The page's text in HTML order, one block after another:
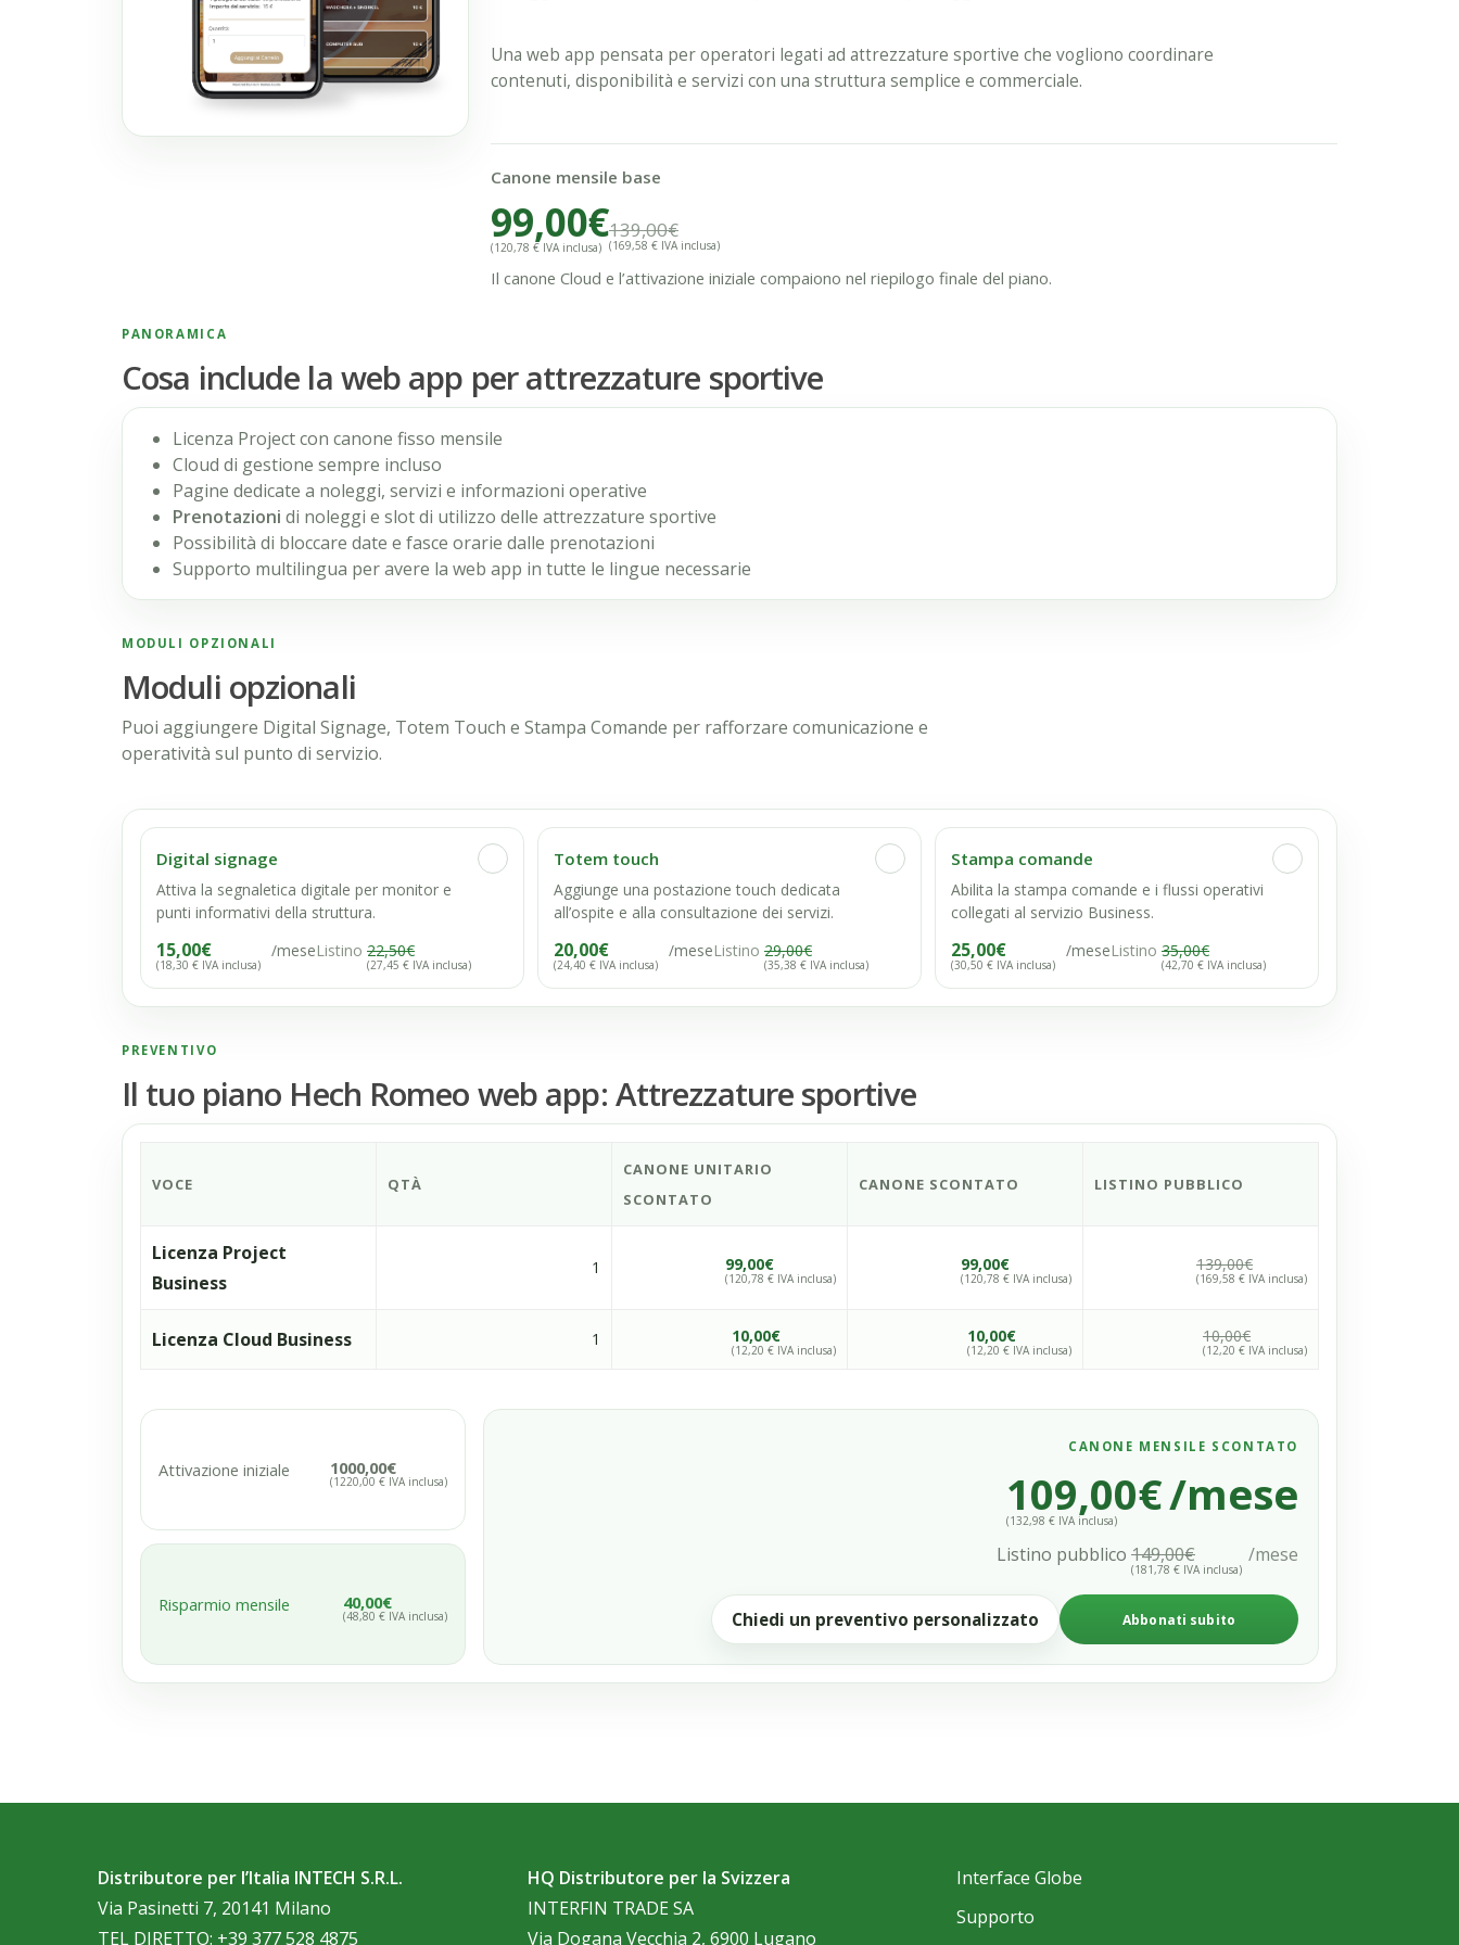
Una web app pensata per operatori legati ad attrezzature sportive che vogliono coordinare
contenuti, disponibilità e servizi con una struttura semplice e commerciale.
Canone mensile base
99,00€
(120,78 € IVA inclusa)
139,00€
(169,58 € IVA inclusa)
Il canone Cloud e l’attivazione iniziale compaiono nel riepilogo finale del piano.
PANORAMICA
Cosa include la web app per attrezzature sportive
Licenza Project con canone fisso mensile
Cloud di gestione sempre incluso
Pagine dedicate a noleggi, servizi e informazioni operative
Prenotazioni di noleggi e slot di utilizzo delle attrezzature sportive
Possibilità di bloccare date e fasce orarie dalle prenotazioni
Supporto multilingua per avere la web app in tutte le lingue necessarie
MODULI OPZIONALI
Moduli opzionali
Puoi aggiungere Digital Signage, Totem Touch e Stampa Comande per rafforzare comunicazione e
operatività sul punto di servizio.
Digital signage
Attiva la segnaletica digitale per monitor e
punti informativi della struttura.
15,00€
(18,30 € IVA inclusa)
/meseListino 22,50€
(27,45 € IVA inclusa)
Totem touch
Aggiunge una postazione touch dedicata
all’ospite e alla consultazione dei servizi.
20,00€
(24,40 € IVA inclusa)
/meseListino 29,00€
(35,38 € IVA inclusa)
Stampa comande
Abilita la stampa comande e i flussi operativi
collegati al servizio Business.
25,00€
(30,50 € IVA inclusa)
/meseListino 35,00€
(42,70 € IVA inclusa)
PREVENTIVO
Il tuo piano Hech Romeo web app: Attrezzature sportive
VOCE QTÀ
CANONE UNITARIO
SCONTATO
CANONE SCONTATO LISTINO PUBBLICO
Licenza Project
Business
1 99,00€
(120,78 € IVA inclusa)
99,00€
(120,78 € IVA inclusa)
139,00€
(169,58 € IVA inclusa)
Licenza Cloud Business 1 10,00€
(12,20 € IVA inclusa)
10,00€
(12,20 € IVA inclusa)
10,00€
(12,20 € IVA inclusa)
Attivazione iniziale 1000,00€
(1220,00 € IVA inclusa)
Risparmio mensile 40,00€
(48,80 € IVA inclusa)
CANONE MENSILE SCONTATO
109,00€
(132,98 € IVA inclusa) /mese
Listino pubblico 149,00€
(181,78 € IVA inclusa)
/mese
Chiedi un preventivo personalizzato Abbonati subito
Distributore per l’Italia INTECH S.R.L.
Via Pasinetti 7, 20141 Milano
TEL DIRETTO: +39 377 528 4875
HQ Distributore per la Svizzera
INTERFIN TRADE SA
Via Dogana Vecchia 2, 6900 Lugano
Interface Globe
Supporto